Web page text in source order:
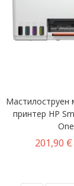
Мастилоструен
принтер HP
201,90 €